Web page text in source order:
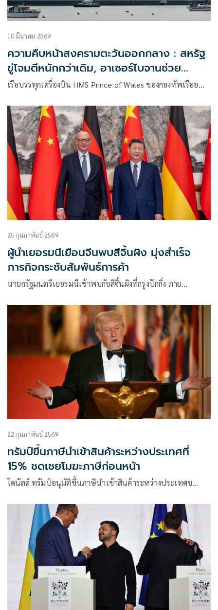
10 มีนาคม 2569
ความคืบหน้าสงครามตะวันออกกลาง : สหรัฐ
ขู่โจมตีหนักกว่าเดิม, อาเซอร์ไบจานช่วย
อิหร่าน
เรือบรรทุกเครื่องบิน HMS Prince of Wales ของกองทัพเรืออ…
25 กุมภาพันธ์ 2569
ผู้นำเยอรมนีเยือนจีนพบสีจิ้นผิง มุ่งสำเร็จ
ภารกิจกระชับสัมพันธ์การค้า
นายกรัฐมนตรีเยอรมนีเข้าพบกับสีจิ้นผิงที่กรุงปักกิ่ง ภาย…
22 กุมภาพันธ์ 2569
ทรัมป์ขึ้นภาษีนำเข้าสินค้าระหว่างประเทศที่
15% ชดเชยโมฆะภาษีก่อนหน้า
โดนัลด์ ทรัมป์อนุมัติขึ้นภาษีนำเข้าสินค้าระหว่างประเทศข…